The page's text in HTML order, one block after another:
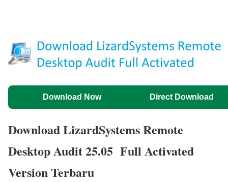
Download Now Direct Download
Download LizardSystems Remote
Desktop Audit 25.05 Full Activated
Version Terbaru